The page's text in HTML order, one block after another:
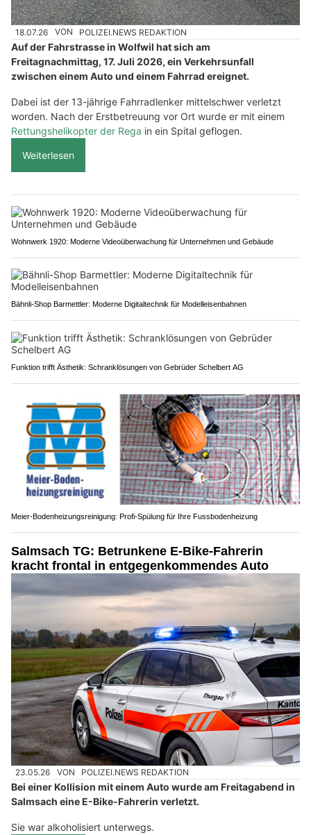
18.07.26 VON POLIZEI.NEWS REDAKTION
Auf der Fahrstrasse in Wolfwil hat sich am
Freitagnachmittag, 17. Juli 2026, ein Verkehrsunfall
zwischen einem Auto und einem Fahrrad ereignet.
Dabei ist der 13-jährige Fahrradlenker mittelschwer verletzt
worden. Nach der Erstbetreuung vor Ort wurde er mit einem
Rettungshelikopter der Rega in ein Spital geflogen.
Weiterlesen
Wohnwerk 1920: Moderne Videoüberwachung für Unternehmen und Gebäude
Bähnli-Shop Barmettler: Moderne Digitaltechnik für Modelleisenbahnen
Funktion trifft Ästhetik: Schranklösungen von Gebrüder Schelbert AG
Meier-Bodenheizungsreinigung: Profi-Spülung für Ihre Fussbodenheizung
Salmsach TG: Betrunkene E-Bike-Fahrerin
kracht frontal in entgegenkommendes Auto
23.05.26 VON POLIZEI.NEWS REDAKTION
Bei einer Kollision mit einem Auto wurde am Freitagabend in
Salmsach eine E-Bike-Fahrerin verletzt.
Sie war alkoholisiert unterwegs.